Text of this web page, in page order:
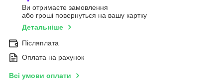
Ви отримаєте замовлення
або гроші повернуться на вашу картку
Детальніше
Післяплата
Оплата на рахунок
Всі умови оплати